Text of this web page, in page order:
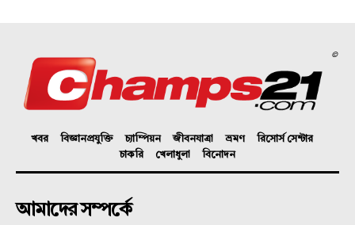
©
খবর বিজ্ঞানপ্রযুক্তি চ্যাম্পিয়ন জীবনযাত্রা ভ্রমণ
রিসোর্স সেন্টার
চাকরি
খেলাধুলা বিনোদন
আমাদের সম্পর্কে